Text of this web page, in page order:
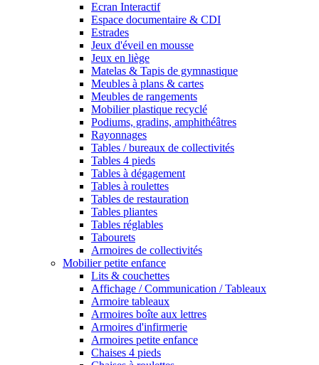
Ecran Interactif
Espace documentaire & CDI
Estrades
Jeux d'éveil en mousse
Jeux en liège
Matelas & Tapis de gymnastique
Meubles à plans & cartes
Meubles de rangements
Mobilier plastique recyclé
Podiums, gradins, amphithéâtres
Rayonnages
Tables / bureaux de collectivités
Tables 4 pieds
Tables à dégagement
Tables à roulettes
Tables de restauration
Tables pliantes
Tables réglables
Tabourets
Armoires de collectivités
Mobilier petite enfance
Lits & couchettes
Affichage / Communication / Tableaux
Armoire tableaux
Armoires boîte aux lettres
Armoires d'infirmerie
Armoires petite enfance
Chaises 4 pieds